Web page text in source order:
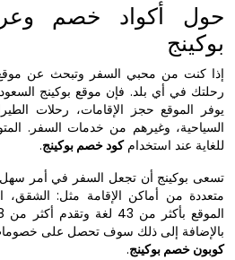
حول أكواد خصم
بوكينج
إذا كنت من محبي السفر وتبحث عن موقع
رحلتك في أي بلد. فإن موقع بوكينج
يوفر الموقع حجز الإقامات، رحلات
السياحية، وغيرهم من خدمات السفر.
للغاية عند استخدامكود خصم بوكينج.
تسعى بوكينج أن تجعل السفر في أمر سهل
متعددة من أماكن الإقامة مثل: الشقق،
بالإضافة إلى ذلك سوف تحصل على
كوبون خصم بوكينج.